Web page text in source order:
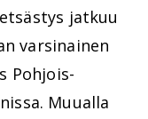
jatkuu
varsinainen
Pohjois-
Muualla